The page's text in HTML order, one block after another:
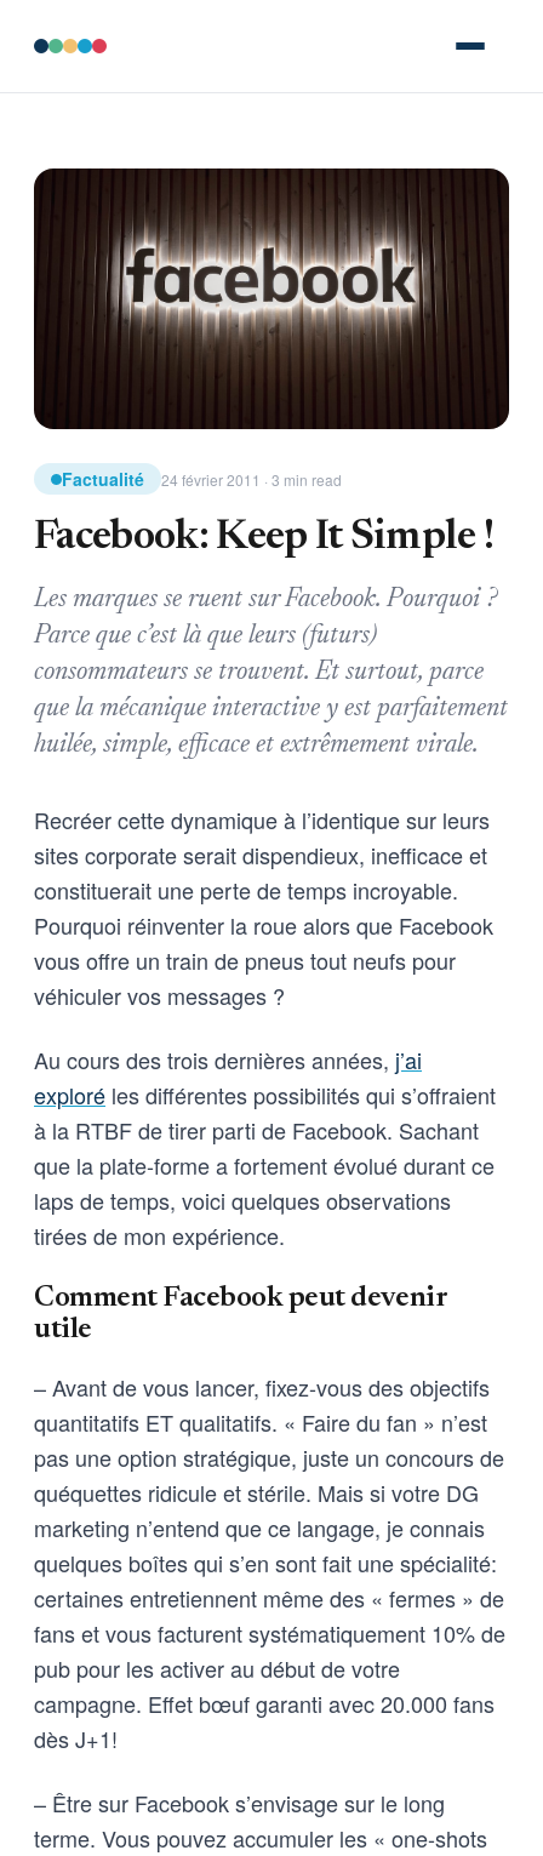
Factualité 24 février 2011 · 3 min read
Facebook: Keep It Simple !
Les marques se ruent sur Facebook. Pourquoi ?
Parce que c’est là que leurs (futurs)
consommateurs se trouvent. Et surtout, parce
que la mécanique interactive y est parfaitement
huilée, simple, efficace et extrêmement virale.
Recréer cette dynamique à l’identique sur leurs
sites corporate serait dispendieux, inefficace et
constituerait une perte de temps incroyable.
Pourquoi réinventer la roue alors que Facebook
vous offre un train de pneus tout neufs pour
véhiculer vos messages ?
Au cours des trois dernières années, j’ai
exploré les différentes possibilités qui s’offraient
à la RTBF de tirer parti de Facebook. Sachant
que la plate-forme a fortement évolué durant ce
laps de temps, voici quelques observations
tirées de mon expérience.
Comment Facebook peut devenir
utile
– Avant de vous lancer, fixez-vous des objectifs
quantitatifs ET qualitatifs. « Faire du fan » n’est
pas une option stratégique, juste un concours de
quéquettes ridicule et stérile. Mais si votre DG
marketing n’entend que ce langage, je connais
quelques boîtes qui s’en sont fait une spécialité:
certaines entretiennent même des « fermes » de
fans et vous facturent systématiquement 10% de
pub pour les activer au début de votre
campagne. Effet bœuf garanti avec 20.000 fans
dès J+1!
– Être sur Facebook s’envisage sur le long
terme. Vous pouvez accumuler les « one-shots